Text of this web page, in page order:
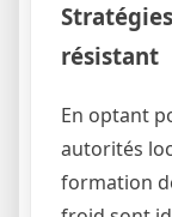
résistant
En optant
autorités
formation